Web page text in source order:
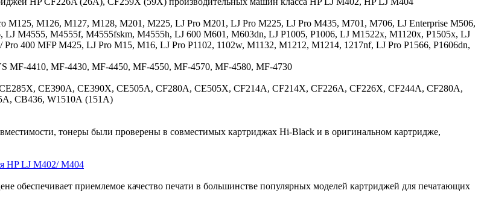
M125, M126, M127, M128, M201, M225, LJ Pro M201, LJ Pro M225, LJ Pro M435, M701, M706, LJ Enterprise M506,
M4555, M4555f, M4555fskm, M4555h, LJ 600 M601, M603dn, LJ P1005, P1006, LJ M1522x, M1120x, P1505x, LJ
400 MFP M425, LJ Pro M15, M16, LJ Pro P1102, 1102w, M1132, M1212, M1214, 1217nf, LJ Pro P1566, P1606dn,
MF-4410, MF-4430, MF-4450, MF-4550, MF-4570, MF-4580, MF-4730
CE390A, CE390X, CE505A, CF280A, CE505X, CF214A, CF214X, CF226A, CF226X, CF244A, CF280A,
CB436, W1510А (151A)
тонеры были проверены в совместимых картриджах Hi-Black и в оригинальном картридже,
HP LJ M402/ M404
обеспечивает приемлемое качество печати в большинстве популярных моделей картриджей для печатающих